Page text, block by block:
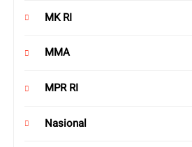
MK RI
MMA
MPR RI
Nasional